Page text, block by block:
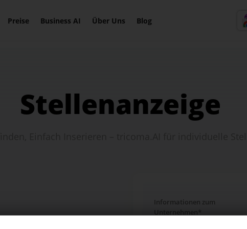
lassen
Hashtags (Tiktok,
Buchinhalt erstellen Wiki
Preise Business AI Über Uns Blog
Stellenanzeige
Informationen zum
Unternehmen*